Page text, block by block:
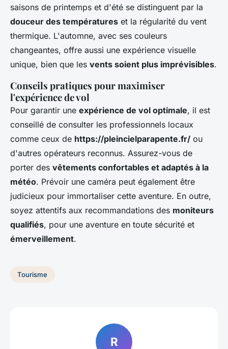
saisons de printemps et d'été se distinguent par la
douceur des températures et la régularité du vent
thermique. L'automne, avec ses couleurs
changeantes, offre aussi une expérience visuelle
unique, bien que les vents soient plus imprévisibles.
Conseils pratiques pour maximiser
l'expérience de vol
Pour garantir une expérience de vol optimale, il est
conseillé de consulter les professionnels locaux
comme ceux de https://pleincielparapente.fr/ ou
d'autres opérateurs reconnus. Assurez-vous de
porter des vêtements confortables et adaptés à la
météo. Prévoir une caméra peut également être
judicieux pour immortaliser cette aventure. En outre,
soyez attentifs aux recommandations des moniteurs
qualifiés, pour une aventure en toute sécurité et
émerveillement.
Tourisme
R